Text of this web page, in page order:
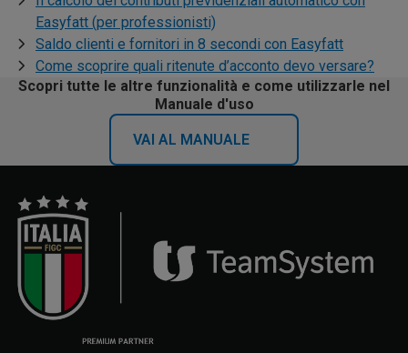
Easyfatt (per professionisti)
Saldo clienti e fornitori in 8 secondi con Easyfatt
Come scoprire quali ritenute d’acconto devo versare?
Scopri tutte le altre funzionalità e come utilizzarle nel
Manuale d'uso
VAI AL MANUALE